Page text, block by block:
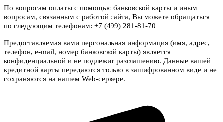
По вопросам оплаты с помощью банковской карты и иным
вопросам, связанным с работой сайта, Вы можете обращаться
по следующим телефонам: +7 (499) 281-81-70
Предоставляемая вами персональная информация (имя, адрес,
телефон, e-mail, номер банковской карты) является
конфиденциальной и не подлежит разглашению. Данные вашей
кредитной карты передаются только в зашифрованном виде и не
сохраняются на нашем Web-сервере.